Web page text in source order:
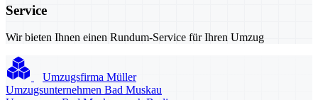
Service
Wir bieten Ihnen einen Rundum-Service für Ihren Umzug
Umzugsfirma Müller
Umzugsunternehmen Bad Muskau